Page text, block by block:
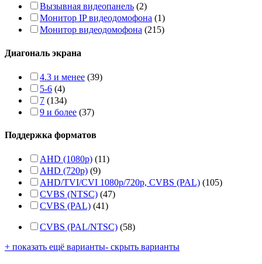
Вызывная видеопанель (2)
Монитор IP видеодомофона (1)
Монитор видеодомофона (215)
Диагональ экрана
4.3 и менее (39)
5-6 (4)
7 (134)
9 и более (37)
Поддержка форматов
AHD (1080p) (11)
AHD (720p) (9)
AHD/TVI/CVI 1080p/720p, CVBS (PAL) (105)
CVBS (NTSC) (47)
CVBS (PAL) (41)
CVBS (PAL/NTSC) (58)
+ показать ещё варианты- скрыть варианты